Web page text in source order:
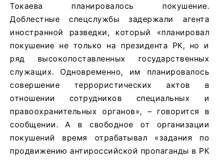
Токаева планировалось покушение.
Доблестные спецслужбы задержали агента
иностранной разведки, который «планировал
покушение не только на президента РК, но и
ряд высокопоставленных государственных
служащих. Одновременно, им планировалось
совершение террористических актов в
отношении сотрудников специальных и
правоохранительных органов», – говорится в
сообщении. А в свободное от организации
покушений время отрабатывал «задания по
продвижению антироссийской пропаганды в РК